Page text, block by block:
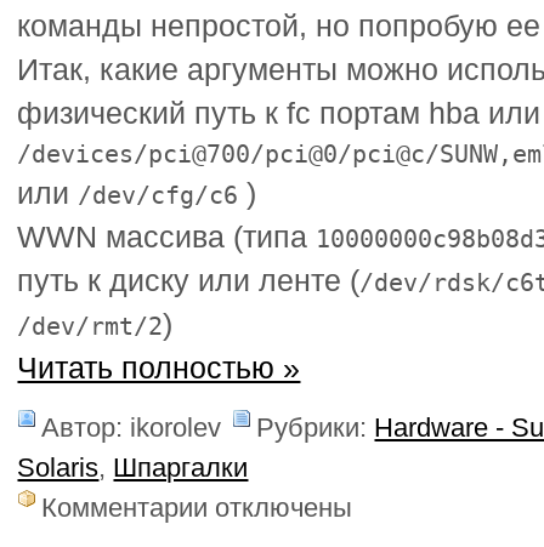
команды непростой, но попробую ее
Итак, какие аргументы можно
физический путь к fc портам hba
/devices/pci@700/pci@0/pci@c/
или /dev/cfg/c6 )
WWN массива (типа
путь к диску или ленте (/dev/rdsk/
/dev/rmt/2)
Читать полностью »
Автор: ikorolev Рубрики: Hardware -
Solaris, Шпаргалки
Комментарии записи
отключены